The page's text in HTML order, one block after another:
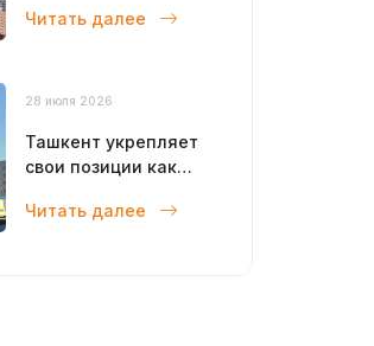
году
Читать далее
28 июля 2026
Ташкент укрепляет
свои позиции как
мегаполис
Читать далее